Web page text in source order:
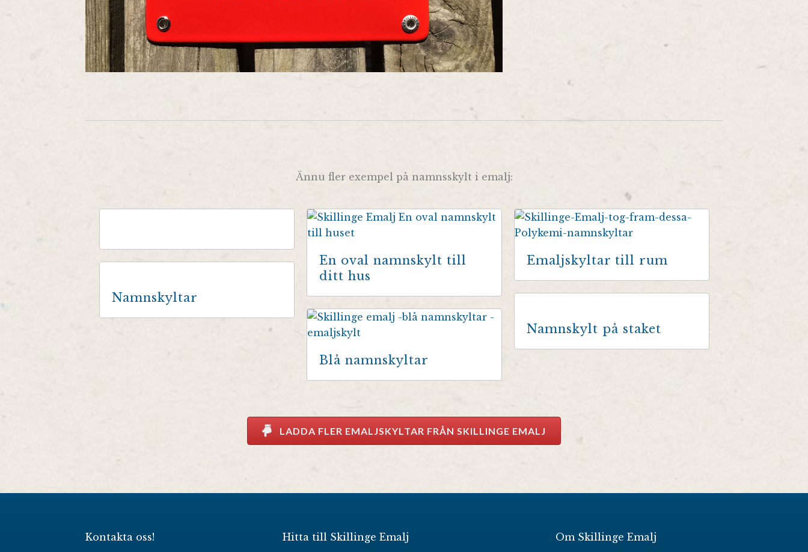
Ännu fler exempel på namnsskylt i emalj:
En oval namnskylt till
ditt hus
Emaljskyltar till rum
Namnskyltar
Namnskylt på staket
Blå namnskyltar
LADDA FLER EMALJSKYLTAR FRÅN SKILLINGE EMALJ
Kontakta oss! Hitta till Skillinge Emalj Om Skillinge Emalj